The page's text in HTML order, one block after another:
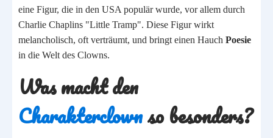
eine Figur, die in den USA populär wurde, vor allem durch
Charlie Chaplins "Little Tramp". Diese Figur wirkt
melancholisch, oft verträumt, und bringt einen Hauch Poesie
in die Welt des Clowns.
Was macht den
Charakterclownso besonders?